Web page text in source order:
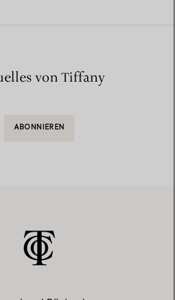
von Tiffany
ABONNIEREN